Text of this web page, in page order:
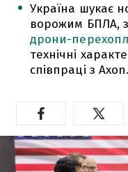
Україна шукає
ворожим БПЛА,
дрони-
технічні
співпраці з Axon.